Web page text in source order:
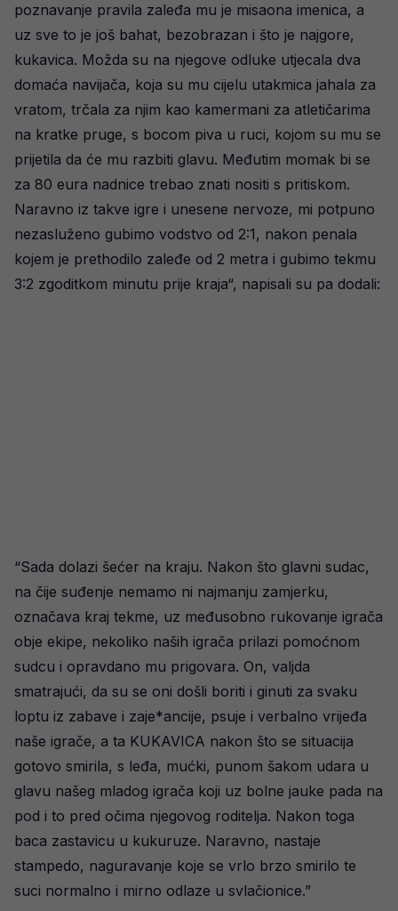
poznavanje pravila zaleđa mu je misaona imenica, a
uz sve to je još bahat, bezobrazan i što je najgore,
kukavica. Možda su na njegove odluke utjecala dva
domaća navijača, koja su mu cijelu utakmica jahala za
vratom, trčala za njim kao kamermani za atletičarima
na kratke pruge, s bocom piva u ruci, kojom su mu se
prijetila da će mu razbiti glavu. Međutim momak bi se
za 80 eura nadnice trebao znati nositi s pritiskom.
Naravno iz takve igre i unesene nervoze, mi potpuno
nezasluženo gubimo vodstvo od 2:1, nakon penala
kojem je prethodilo zaleđe od 2 metra i gubimo tekmu
3:2 zgoditkom minutu prije kraja“, napisali su pa dodali:
“Sada dolazi šećer na kraju. Nakon što glavni sudac,
na čije suđenje nemamo ni najmanju zamjerku,
označava kraj tekme, uz međusobno rukovanje igrača
obje ekipe, nekoliko naših igrača prilazi pomoćnom
sudcu i opravdano mu prigovara. On, valjda
smatrajući, da su se oni došli boriti i ginuti za svaku
loptu iz zabave i zaje*ancije, psuje i verbalno vrijeđa
naše igrače, a ta KUKAVICA nakon što se situacija
gotovo smirila, s leđa, mućki, punom šakom udara u
glavu našeg mladog igrača koji uz bolne jauke pada na
pod i to pred očima njegovog roditelja. Nakon toga
baca zastavicu u kukuruze. Naravno, nastaje
stampedo, naguravanje koje se vrlo brzo smirilo te
suci normalno i mirno odlaze u svlačionice.”